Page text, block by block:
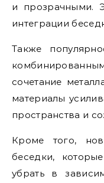
и прозрачными.
интеграции
Также
сочетание
материалы
пространства и
Кроме того,
беседки,
убрать в